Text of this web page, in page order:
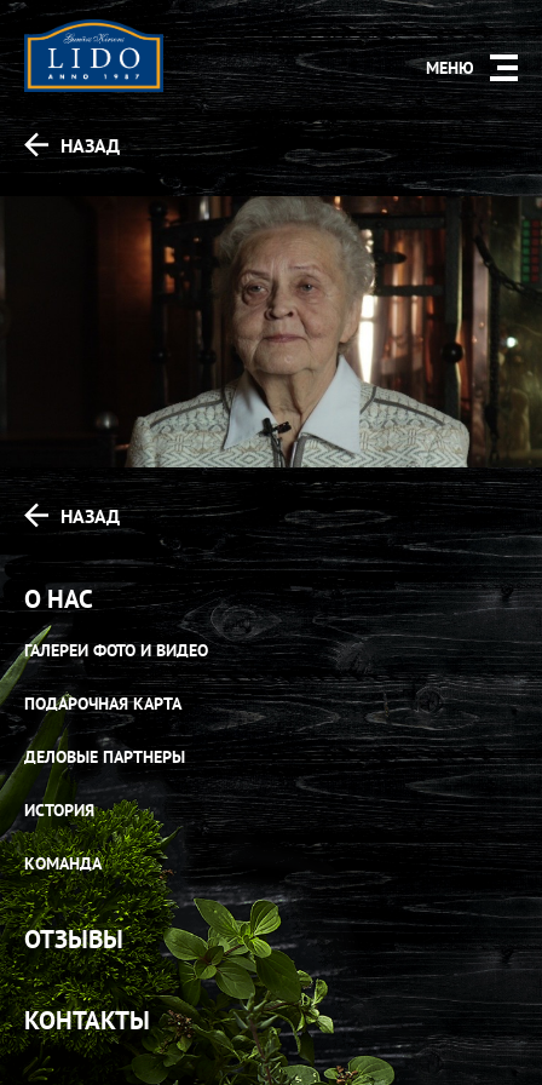
МЕНЮ
HАЗАД
HАЗАД
О НАС
ГАЛЕРЕИ ФОТО И ВИДЕО
ПОДАРОЧНАЯ КАРТА
ДЕЛОВЫЕ ПАРТНЕРЫ
ИСТОРИЯ
КОМАНДА
ОТЗЫВЫ
КОНТАКТЫ